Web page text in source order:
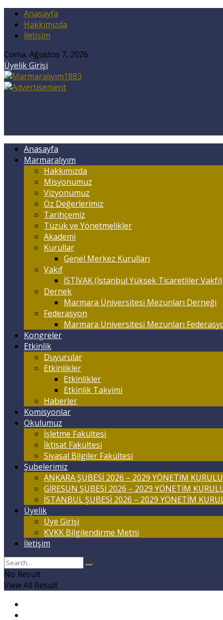
Anasayfa
Hakkımızda
İletişim
Cuma, Ağustos 7, 2026
Üyelik Girişi
Anasayfa
Marmaralıyım
Hakkımızda
Misyonumuz
Vizyonumuz
Öz Değerlerimiz
Tarihçemiz
Tüzük ve Yönetmelikler
Akademi
Kurullar
Genel Merkez Kurulları
Vakıf
İSTİVAK (İstanbul Yüksek Ticaretliler Vakfı)
Dernek
Marmara Üniversitesi Mezunları Derneği
Federasyon
Marmara Üniversitesi Mezunları
Kongreler
Etkinlik
Duyurular
Etkinlikler
Etkinlikler
Etkinlik Takvimi
Haberler
Komisyonlar
Okulumuz
İşletme Fakültesi
İktisat Fakültesi
Siyasal Bilgiler Fakültesi
Şubelerimiz
ANKARA ŞUBESİ 2026 – 2029 YÖNETİM KURULU
GİRESUN ŞUBESİ 2026 – 2029 YÖNETİM
İSTANBUL ŞUBESİ 2026 – 2029 YÖNETİM
Üyelik
Üye Girişi
KVKK Bilgilendirme Metni
İletişim
No Result
View All Result